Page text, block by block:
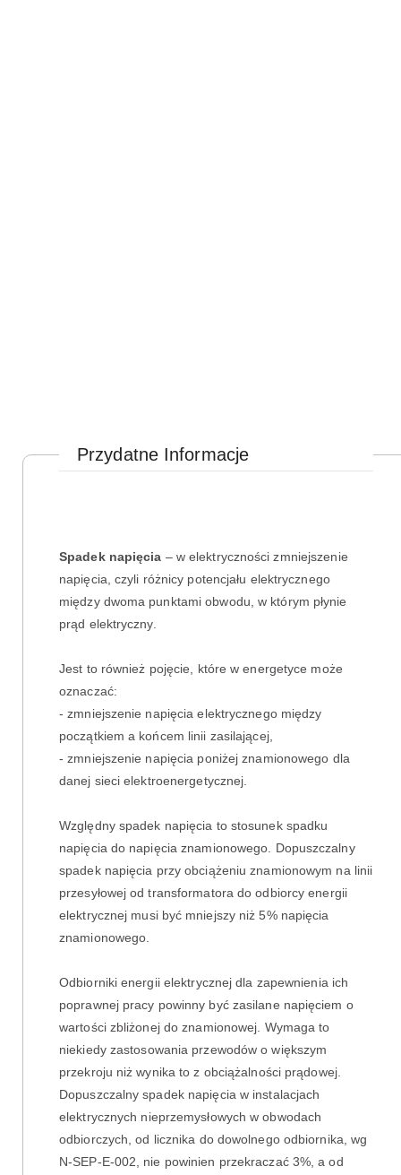
Przydatne Informacje
Spadek napięcia – w elektryczności zmniejszenie
napięcia, czyli różnicy potencjału elektrycznego
między dwoma punktami obwodu, w którym płynie
prąd elektryczny.
Jest to również pojęcie, które w energetyce może
oznaczać:
- zmniejszenie napięcia elektrycznego między
początkiem a końcem linii zasilającej,
- zmniejszenie napięcia poniżej znamionowego dla
danej sieci elektroenergetycznej.
Względny spadek napięcia to stosunek spadku
napięcia do napięcia znamionowego. Dopuszczalny
spadek napięcia przy obciążeniu znamionowym na linii
przesyłowej od transformatora do odbiorcy energii
elektrycznej musi być mniejszy niż 5% napięcia
znamionowego.
Odbiorniki energii elektrycznej dla zapewnienia ich
poprawnej pracy powinny być zasilane napięciem o
wartości zbliżonej do znamionowej. Wymaga to
niekiedy zastosowania przewodów o większym
przekroju niż wynika to z obciążalności prądowej.
Dopuszczalny spadek napięcia w instalacjach
elektrycznych nieprzemysłowych w obwodach
odbiorczych, od licznika do dowolnego odbiornika, wg
N-SEP-E-002, nie powinien przekraczać 3%, a od